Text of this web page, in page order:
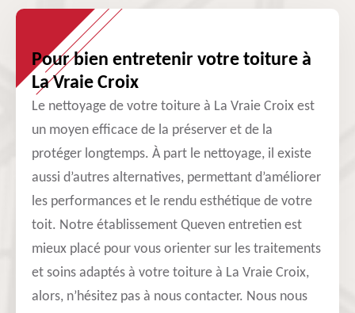
Pour bien entretenir votre toiture à
La Vraie Croix
Le nettoyage de votre toiture à La Vraie Croix est
un moyen efficace de la préserver et de la
protéger longtemps. À part le nettoyage, il existe
aussi d’autres alternatives, permettant d’améliorer
les performances et le rendu esthétique de votre
toit. Notre établissement Queven entretien est
mieux placé pour vous orienter sur les traitements
et soins adaptés à votre toiture à La Vraie Croix,
alors, n’hésitez pas à nous contacter. Nous nous